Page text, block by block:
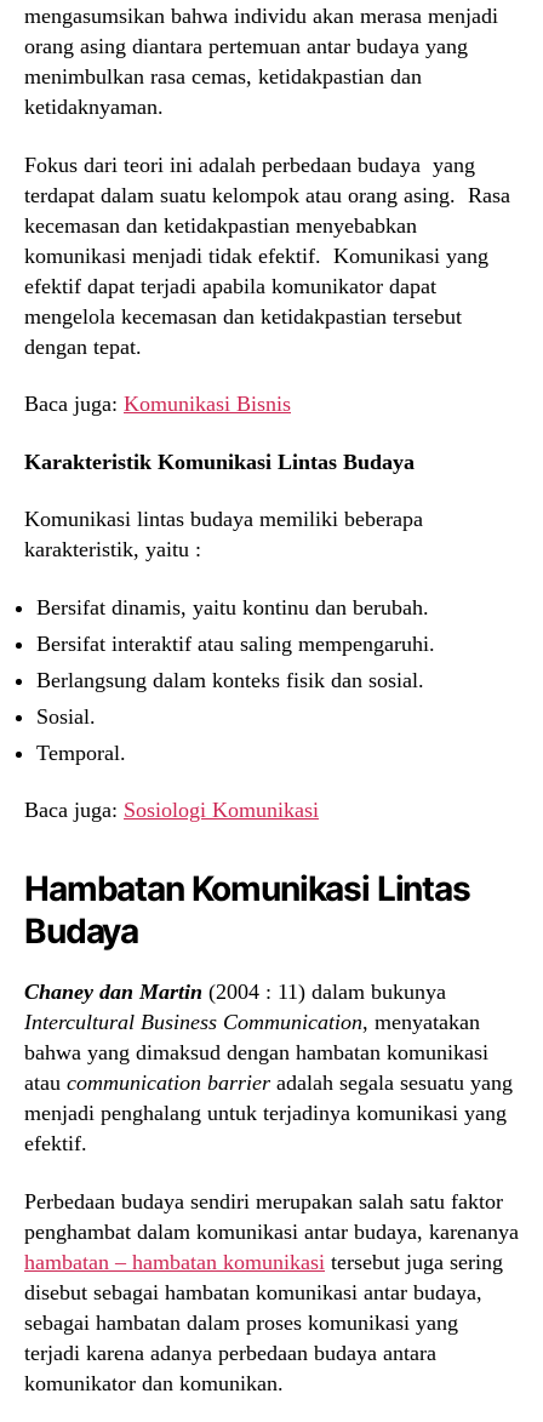
mengasumsikan bahwa individu akan merasa menjadi
orang asing diantara pertemuan antar budaya yang
menimbulkan rasa cemas, ketidakpastian dan
ketidaknyaman.
Fokus dari teori ini adalah perbedaan budaya yang
terdapat dalam suatu kelompok atau orang asing. Rasa
kecemasan dan ketidakpastian menyebabkan
komunikasi menjadi tidak efektif. Komunikasi yang
efektif dapat terjadi apabila komunikator dapat
mengelola kecemasan dan ketidakpastian tersebut
dengan tepat.
Baca juga: Komunikasi Bisnis
Karakteristik Komunikasi Lintas Budaya
Komunikasi lintas budaya memiliki beberapa
karakteristik, yaitu :
Bersifat dinamis, yaitu kontinu dan berubah.
Bersifat interaktif atau saling mempengaruhi.
Berlangsung dalam konteks fisik dan sosial.
Sosial.
Temporal.
Baca juga: Sosiologi Komunikasi
Hambatan Komunikasi Lintas
Budaya
Chaney dan Martin (2004 : 11) dalam bukunya
Intercultural Business Communication, menyatakan
bahwa yang dimaksud dengan hambatan komunikasi
atau communication barrier adalah segala sesuatu yang
menjadi penghalang untuk terjadinya komunikasi yang
efektif.
Perbedaan budaya sendiri merupakan salah satu faktor
penghambat dalam komunikasi antar budaya, karenanya
hambatan – hambatan komunikasi tersebut juga sering
disebut sebagai hambatan komunikasi antar budaya,
sebagai hambatan dalam proses komunikasi yang
terjadi karena adanya perbedaan budaya antara
komunikator dan komunikan.